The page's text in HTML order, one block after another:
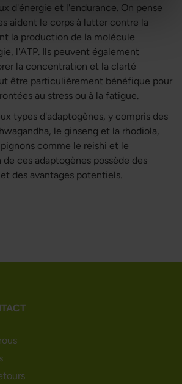
d'énergie et l'endurance. On pense
aident le corps à lutter contre la
la production de la molécule
l'ATP. Ils peuvent également
la concentration et la clarté
être particulièrement bénéfique pour
au stress ou à la fatigue.
types d'adaptogènes, y compris des
le ginseng et la rhodiola,
comme le reishi et le
ces adaptogènes possède des
des avantages potentiels.